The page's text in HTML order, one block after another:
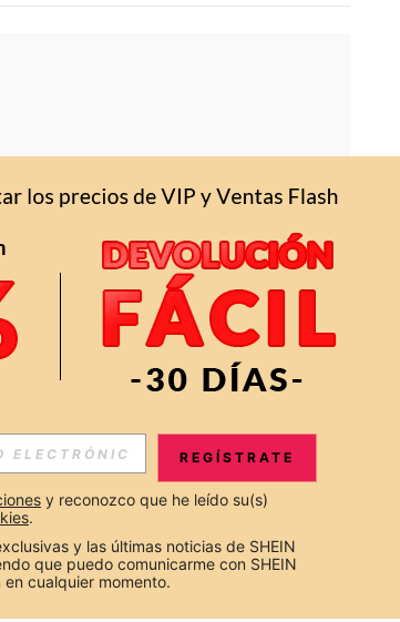
PROMOCIONES Y NOTICIAS DE SHEIN
REGÍSTRATE
y reconozco que he leído su(s)
.
y las últimas noticias de SHEIN
que puedo comunicarme con SHEIN
cualquier momento.